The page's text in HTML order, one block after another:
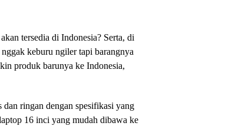
tersedia di Indonesia? Serta, di
keburu ngiler tapi barangnya
produk barunya ke Indonesia,
ringan dengan spesifikasi yang
16 inci yang mudah dibawa ke